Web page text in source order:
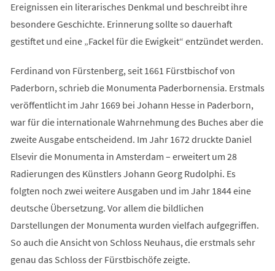
Ereignissen ein literarisches Denkmal und beschreibt ihre
besondere Geschichte. Erinnerung sollte so dauerhaft
gestiftet und eine „Fackel für die Ewigkeit“ entzündet werden.
Ferdinand von Fürstenberg, seit 1661 Fürstbischof von
Paderborn, schrieb die Monumenta Paderbornensia. Erstmals
veröffentlicht im Jahr 1669 bei Johann Hesse in Paderborn,
war für die internationale Wahrnehmung des Buches aber die
zweite Ausgabe entscheidend. Im Jahr 1672 druckte Daniel
Elsevir die Monumenta in Amsterdam – erweitert um 28
Radierungen des Künstlers Johann Georg Rudolphi. Es
folgten noch zwei weitere Ausgaben und im Jahr 1844 eine
deutsche Übersetzung. Vor allem die bildlichen
Darstellungen der Monumenta wurden vielfach aufgegriffen.
So auch die Ansicht von Schloss Neuhaus, die erstmals sehr
genau das Schloss der Fürstbischöfe zeigte.